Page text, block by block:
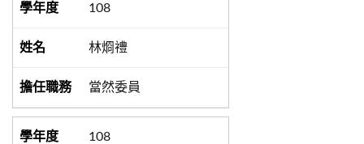
108
林烱禮
當然委員
108